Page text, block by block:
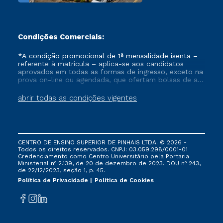
Condições Comerciais:
abrir todas as condições vigentes
*A condição promocional de 1ª mensalidade isenta –
referente à matrícula – aplica-se aos candidatos
aprovados em todas as formas de ingresso, exceto na
prova on-line ou agendada, que ofertam bolsas de até
vigente, que ainda não tenham efetivado e/ou não
tenham cancelado ou trancado sua matrícula em uma
via FIES, Prouni e outros programas governamentais, e
não se acumula com nenhuma outra campanha
ofertada pela Instituição.
CENTRO DE ENSINO SUPERIOR DE PINHAIS LTDA. © 2026 -
Todos os direitos reservados. CNPJ: 03.059.298/0001-01
Credenciamento como Centro Universitário pela Portaria
Ministerial nº 2.139, de 20 de dezembro de 2023. DOU nº 243,
de 22/12/2023, seção 1, p. 45.
Política de Privacidade
Política de Cookies